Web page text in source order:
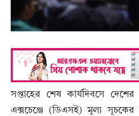
সপ্তাহের শেষ কার্যদিবসে
এক্সচেঞ্জে (ডিএসই) মূল্য সূচকের